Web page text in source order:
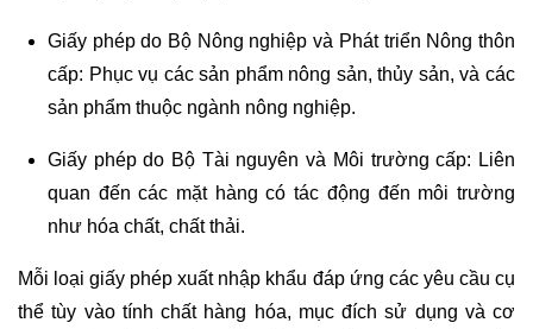
Giấy phép do Bộ Nông nghiệp và Phát triển Nông thôn
cấp: Phục vụ các sản phẩm nông sản, thủy sản, và các
sản phẩm thuộc ngành nông nghiệp.
Giấy phép do Bộ Tài nguyên và Môi trường cấp: Liên
quan đến các mặt hàng có tác động đến môi trường
như hóa chất, chất thải.
Mỗi loại giấy phép xuất nhập khẩu đáp ứng các yêu cầu cụ
thể tùy vào tính chất hàng hóa, mục đích sử dụng và cơ